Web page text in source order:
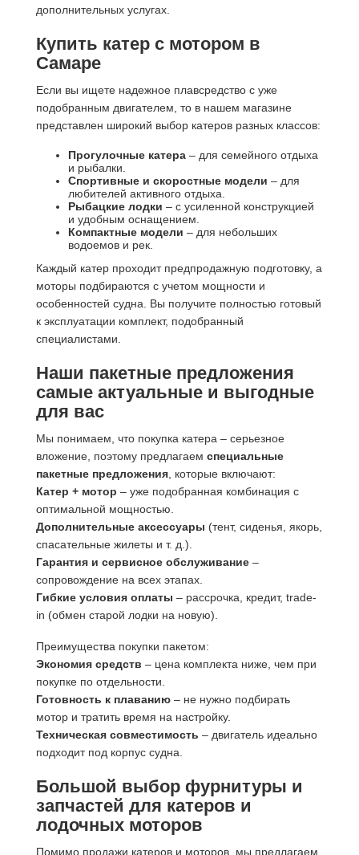
дополнительных услугах.
Купить катер с мотором в
Самаре
Если вы ищете надежное плавсредство с уже
подобранным двигателем, то в нашем магазине
представлен широкий выбор катеров разных классов:
Прогулочные катера – для семейного отдыха
и рыбалки.
Спортивные и скоростные модели – для
любителей активного отдыха.
Рыбацкие лодки – с усиленной конструкцией
и удобным оснащением.
Компактные модели – для небольших
водоемов и рек.
Каждый катер проходит предпродажную подготовку, а
моторы подбираются с учетом мощности и
особенностей судна. Вы получите полностью готовый
к эксплуатации комплект, подобранный
специалистами.
Наши пакетные предложения
самые актуальные и выгодные
для вас
Мы понимаем, что покупка катера – серьезное
вложение, поэтому предлагаем специальные
пакетные предложения , которые включают:
Катер + мотор – уже подобранная комбинация с
оптимальной мощностью.
Дополнительные аксессуары (тент, сиденья, якорь,
спасательные жилеты и т. д.).
Гарантия и сервисное обслуживание –
сопровождение на всех этапах.
Гибкие условия оплаты – рассрочка, кредит, trade-
in (обмен старой лодки на новую).
Преимущества покупки пакетом:
Экономия средств – цена комплекта ниже, чем при
покупке по отдельности.
Готовность к плаванию – не нужно подбирать
мотор и тратить время на настройку.
Техническая совместимость – двигатель идеально
подходит под корпус судна.
Большой выбор фурнитуры и
запчастей для катеров и
лодочных моторов
Помимо продажи катеров и моторов, мы предлагаем